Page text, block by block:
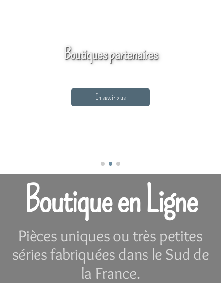
Boutiques partenaires
En savoir plus
Boutique en Ligne
Pièces uniques ou très petites
séries fabriquées dans le Sud de
la France.